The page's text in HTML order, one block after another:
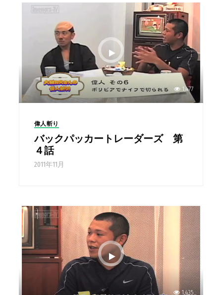
1,477
偉人斬り
バックパッカートレーダーズ 第
４話
2011年11月
1,435